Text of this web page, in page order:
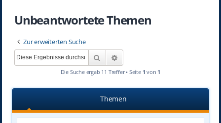
Unbeantwortete Themen
Zur erweiterten Suche
Suche
Die Suche ergab 11 Treffer • Seite 1 von 1
Themen